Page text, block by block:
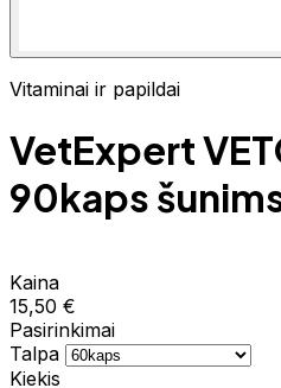
Vitaminai ir papildai
VetExpert
90kaps
Kaina
15,50 €
Pasirinkimai
Talpa
Kiekis